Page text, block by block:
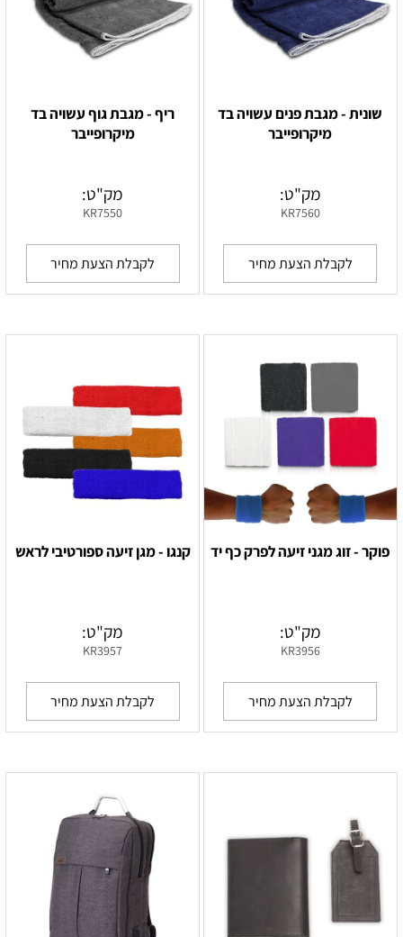
שונית - מגבת פנים עשויה בד
מיקרופייבר
מק"ט:
KR7560
לקבלת הצעת מחיר
ריף - מגבת גוף עשויה בד
מיקרופייבר
מק"ט:
KR7550
לקבלת הצעת מחיר
פוקר - זוג מגני זיעה לפרק כף יד
מק"ט:
KR3956
לקבלת הצעת מחיר
קנגו - מגן זיעה ספורטיבי לראש
מק"ט:
KR3957
לקבלת הצעת מחיר